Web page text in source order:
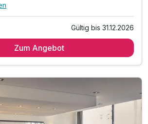
Parkplatzes in der Tiefgarage
Gültig bis 31.12.2026
Zum Angebot